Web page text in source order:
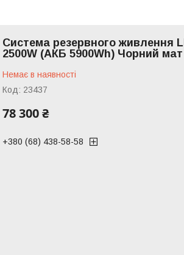
Система резервного живлення
2500W (АКБ 5900Wh) Чорний мат
Немає в наявності
Код: 23437
78 300 ₴
+380 (68) 438-58-58